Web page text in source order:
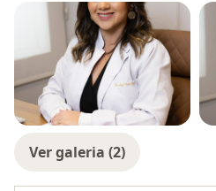
Ver galeria (2)